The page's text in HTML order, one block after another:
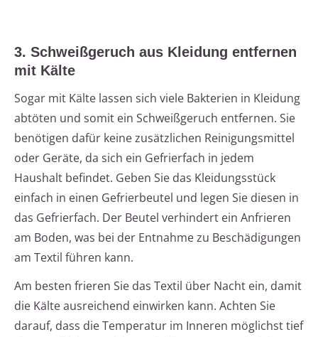
3. Schweißgeruch aus Kleidung entfernen
mit Kälte
Sogar mit Kälte lassen sich viele Bakterien in Kleidung
abtöten und somit ein Schweißgeruch entfernen. Sie
benötigen dafür keine zusätzlichen Reinigungsmittel
oder Geräte, da sich ein Gefrierfach in jedem
Haushalt befindet. Geben Sie das Kleidungsstück
einfach in einen Gefrierbeutel und legen Sie diesen in
das Gefrierfach. Der Beutel verhindert ein Anfrieren
am Boden, was bei der Entnahme zu Beschädigungen
am Textil führen kann.
Am besten frieren Sie das Textil über Nacht ein, damit
die Kälte ausreichend einwirken kann. Achten Sie
darauf, dass die Temperatur im Inneren möglichst tief